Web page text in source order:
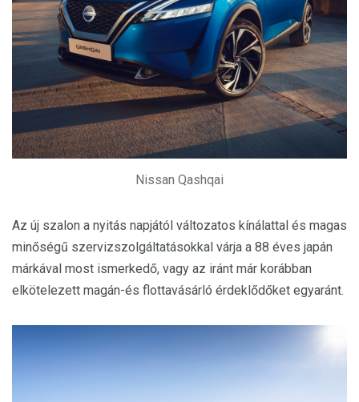
Nissan Qashqai
Az új szalon a nyitás napjától változatos kínálattal és magas
minőségű szervizszolgáltatásokkal várja a 88 éves japán
márkával most ismerkedő, vagy az iránt már korábban
elkötelezett magán-és flottavásárló érdeklődőket egyaránt.